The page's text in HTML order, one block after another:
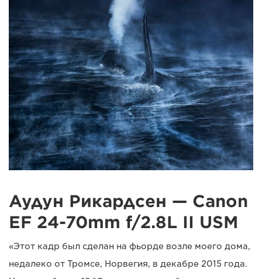
Аудун Рикардсен — Canon
EF 24-70mm f/2.8L II USM
«Этот кадр был сделан на фьорде возле моего дома,
недалеко от Тромсе, Норвегия, в декабре 2015 года.